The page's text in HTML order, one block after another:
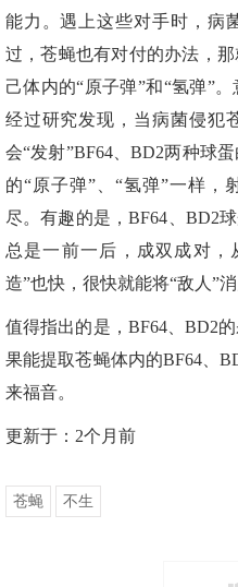
能力。遇上这些对手时，病
过，苍蝇也有对付的办法，
己体内的“原子弹”和“氢弹”
经过研究发现，当病菌侵犯
会“发射”BF64、BD2两种球
的“原子弹”、“氢弹”一样，
尽。有趣的是，BF64、BD2
总是一前一后，成双成对，
造”也快，很快就能将“敌人”消
值得指出的是，BF64、BD2
果能提取苍蝇体内的BF64、
来福音。
更新于：2个月前
苍蝇 不生